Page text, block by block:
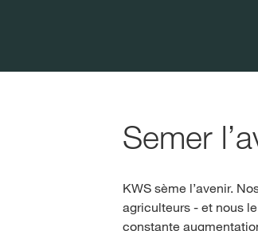
Semer
KWS sème l’avenir.
agriculteurs - et nous
constante